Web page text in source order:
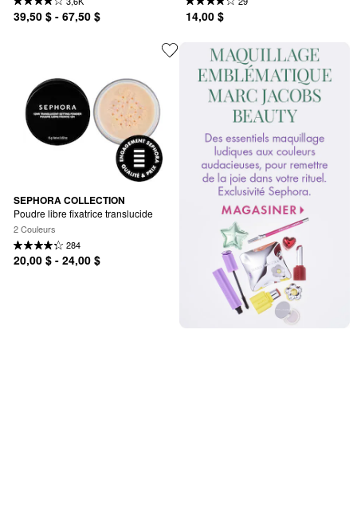
39,50 $ - 67,50 $ 14,00 $
SEPHORA COLLECTION
Poudre libre fixatrice translucide
2 Couleurs
284
20,00 $ - 24,00 $